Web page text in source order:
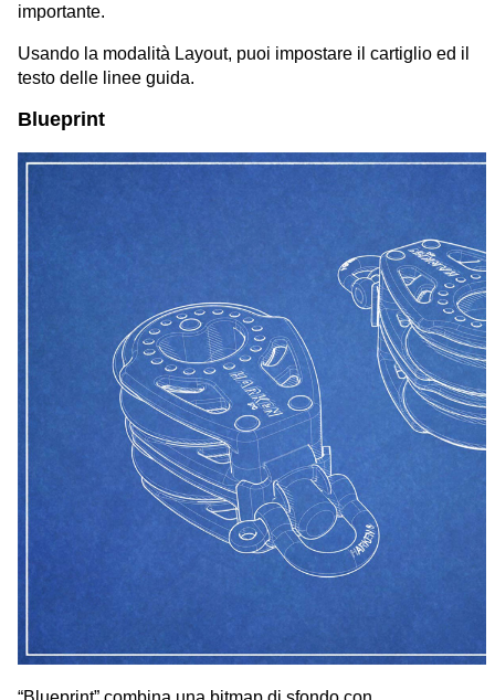
importante.
Usando la modalità Layout, puoi impostare il cartiglio ed il
testo delle linee guida.
Blueprint